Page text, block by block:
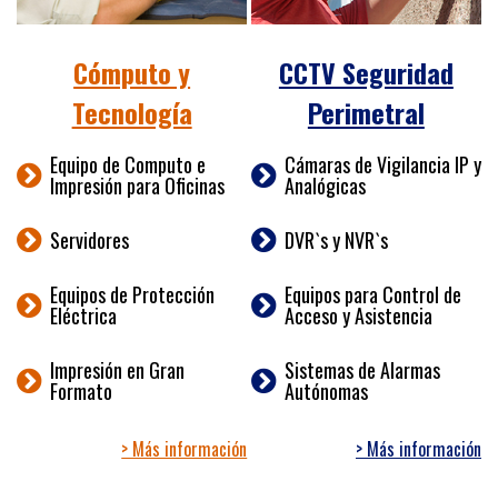
Cómputo y
Tecnología
Equipo de Computo e
Impresión para Oficinas
Servidores
Equipos de Protección
Eléctrica
Impresión en Gran
Formato
> Más información
CCTV Seguridad
Perimetral
Cámaras de Vigilancia IP y
Analógicas
DVR`s y NVR`s
Equipos para Control de
Acceso y Asistencia
Sistemas de Alarmas
Autónomas
> Más información